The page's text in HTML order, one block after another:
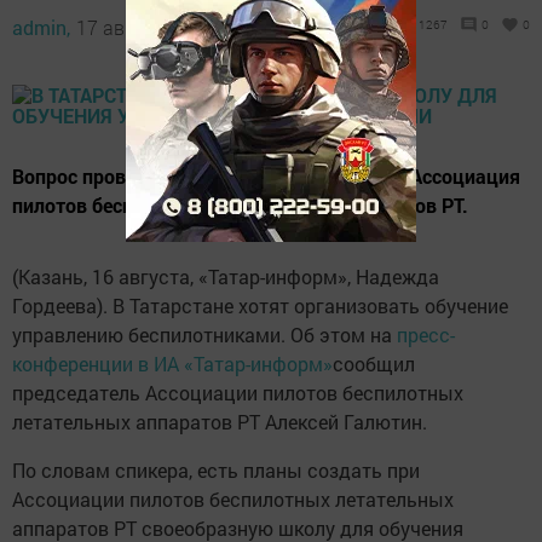
admin, 17 август 2019 - 13:30 1267 0 0
Вопрос проведения курсов прорабатывает Ассоциация
пилотов беспилотных летательных аппаратов РТ.
(Казань, 16 августа, «Татар-информ», Надежда
Гордеева). В Татарстане хотят организовать обучение
управлению беспилотниками. Об этом на пресс-
конференции в ИА «Татар-информ»сообщил
председатель Ассоциации пилотов беспилотных
летательных аппаратов РТ Алексей Галютин.
По словам спикера, есть планы создать при
Ассоциации пилотов беспилотных летательных
аппаратов РТ своеобразную школу для обучения